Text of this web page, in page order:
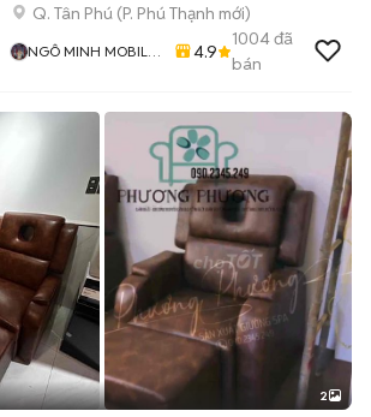
Q. Tân Phú (P. Phú Thạnh mới)
NGÔ MINH MOBILE
4.9
1004đã
bán
2